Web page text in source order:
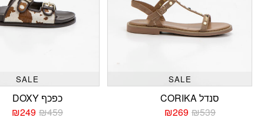
SALE
סנדל CORIKA
₪539
המחיר
₪269המחיר
SALE
כפכף DOXY
₪459
₪249